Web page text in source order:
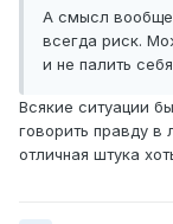
А смысл вообще
всегда риск.
и не палить
Всякие ситуации
говорить правду в
отличная штука